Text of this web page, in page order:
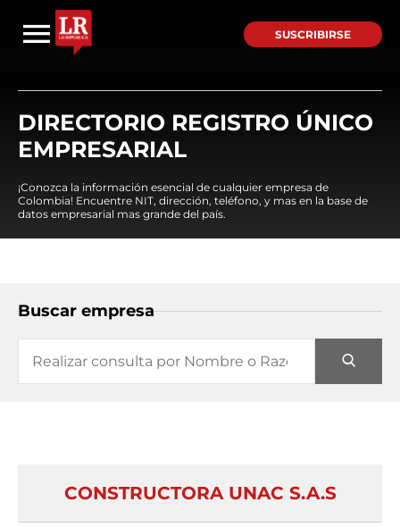
SUSCRIBIRSE
DIRECTORIO REGISTRO ÚNICO
EMPRESARIAL
¡Conozca la información esencial de cualquier empresa de
Colombia! Encuentre NIT, dirección, teléfono, y mas en la base de
datos empresarial mas grande del país.
Buscar empresa
CONSTRUCTORA UNAC S.A.S